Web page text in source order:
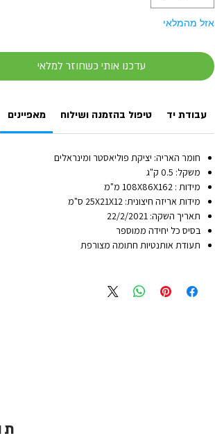
אזל מהמלאי
עדכנו אותי כשחוזר למלאי
מאפיינים טיפול בהזמנה ושילוח עבודת יד
חומר האריה: יציקת פוליאסטר ומינראלים
משקל: 0.5 ק"ג
מידות : 108X86X162 מ"מ
מידות אריזה חיצונית: 25X21X12 ס"מ
תאריך השקה: 22/2/2021
בסיס כל יחידה ממוספר
תעודת אותנטיות חתומה מצורפת